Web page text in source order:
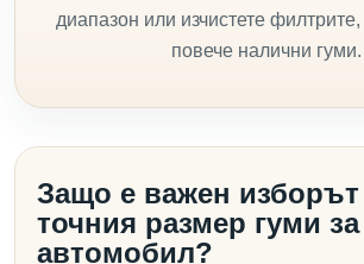
диапазон или изчистете
повече налични гуми.
Защо е важен изборът
точния размер гуми
автомобил?